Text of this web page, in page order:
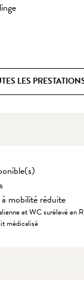
LES
mobilité réduite
et WC surélevé en
médicalisé